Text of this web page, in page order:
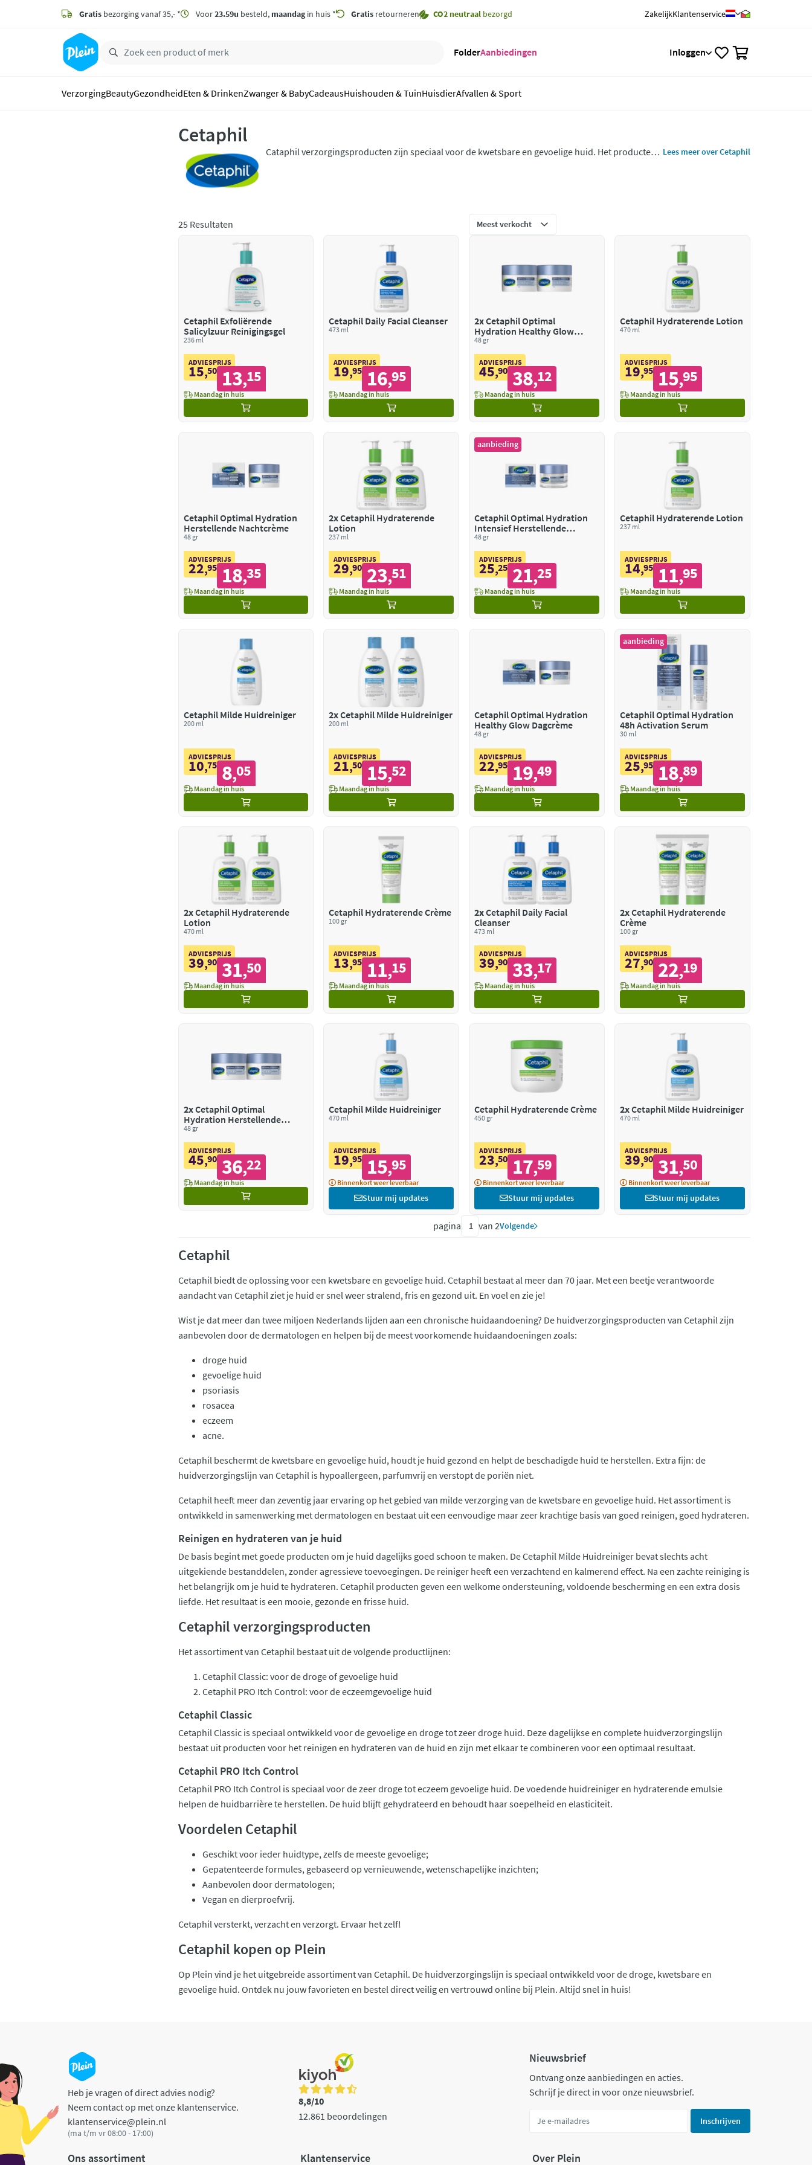
zoeken
hoofdinhoud
Gratis bezorging vanaf 35,- * Voor23.59u besteld, maandagin huis * Gratis retourneren CO2 neutraal bezorgd ZakelijkKlantenservice
FolderAanbiedingen Inloggen
VerzorgingBeautyGezondheidEten & DrinkenZwanger & BabyCadeausHuishouden & TuinHuisdierAfvallen & Sport
Cetaphil
Cataphil verzorgingsproducten zijn speciaal voor de kwetsbare en gevoelige huid. Het producten
Lees meer over Cetaphil
25 Resultaten
Cetaphil Exfoliërende
Salicylzuur Reinigingsgel
236 ml
ADVIESPRIJS
15,50 13,15
Maandag in huis
Cetaphil Daily Facial Cleanser
473 ml
ADVIESPRIJS
19,95 16,95
Maandag in huis
2xCetaphil Optimal
Hydration Healthy Glow
Dagcrème
48 gr
ADVIESPRIJS
45,90 38,12
Maandag in huis
Cetaphil Hydraterende Lotion
470 ml
ADVIESPRIJS
19,95 15,95
Maandag in huis
Cetaphil Optimal Hydration
Herstellende Nachtcrème
48 gr
ADVIESPRIJS
22,95 18,35
Maandag in huis
2xCetaphil Hydraterende
Lotion
237 ml
ADVIESPRIJS
29,90 23,51
Maandag in huis
aanbieding
Cetaphil Optimal Hydration
Intensief Herstellende
Hydrogel
48 gr
ADVIESPRIJS
25,25 21,25
Maandag in huis
Cetaphil Hydraterende Lotion
237 ml
ADVIESPRIJS
14,95 11,95
Maandag in huis
Cetaphil Milde Huidreiniger
200 ml
ADVIESPRIJS
10,75 8,05
Maandag in huis
2xCetaphil Milde Huidreiniger
200 ml
ADVIESPRIJS
21,50 15,52
Maandag in huis
Cetaphil Optimal Hydration
Healthy Glow Dagcrème
48 gr
ADVIESPRIJS
22,95 19,49
Maandag in huis
aanbieding
Cetaphil Optimal Hydration
48h Activation Serum
30 ml
ADVIESPRIJS
25,95 18,89
Maandag in huis
2xCetaphil Hydraterende
Lotion
470 ml
ADVIESPRIJS
39,90 31,50
Maandag in huis
Cetaphil Hydraterende Crème
100 gr
ADVIESPRIJS
13,95 11,15
Maandag in huis
2xCetaphil Daily Facial
Cleanser
473 ml
ADVIESPRIJS
39,90 33,17
Maandag in huis
2xCetaphil Hydraterende
Crème
100 gr
ADVIESPRIJS
27,90 22,19
Maandag in huis
2xCetaphil Optimal
Hydration Herstellende
Nachtcrème
48 gr
ADVIESPRIJS
45,90 36,22
Maandag in huis
Cetaphil Milde Huidreiniger
470 ml
ADVIESPRIJS
19,95 15,95
Binnenkort weer leverbaar
Stuur mij updates
Cetaphil Hydraterende Crème
450 gr
ADVIESPRIJS
23,50 17,59
Binnenkort weer leverbaar
Stuur mij updates
2xCetaphil Milde Huidreiniger
470 ml
ADVIESPRIJS
39,90 31,50
Binnenkort weer leverbaar
Stuur mij updates
pagina van 2Volgende
Cetaphil
Cetaphil biedt de oplossing voor een kwetsbare en gevoelige huid. Cetaphil bestaat al meer dan 70 jaar. Met een beetje verantwoorde
aandacht van Cetaphil ziet je huid er snel weer stralend, fris en gezond uit. En voel en zie je!
Wist je dat meer dan twee miljoen Nederlands lijden aan een chronische huidaandoening? De huidverzorgingsproducten van Cetaphil zijn
aanbevolen door de dermatologen en helpen bij de meest voorkomende huidaandoeningen zoals:
droge huid
gevoelige huid
psoriasis
rosacea
eczeem
acne.
Cetaphil beschermt de kwetsbare en gevoelige huid, houdt je huid gezond en helpt de beschadigde huid te herstellen. Extra fijn: de
huidverzorgingslijn van Cetaphil is hypoallergeen, parfumvrij en verstopt de poriën niet.
Cetaphil heeft meer dan zeventig jaar ervaring op het gebied van milde verzorging van de kwetsbare en gevoelige huid. Het assortiment is
ontwikkeld in samenwerking met dermatologen en bestaat uit een eenvoudige maar zeer krachtige basis van goed reinigen, goed hydrateren.
Reinigen en hydrateren van je huid
De basis begint met goede producten om je huid dagelijks goed schoon te maken. De Cetaphil Milde Huidreiniger bevat slechts acht
uitgekiende bestanddelen, zonder agressieve toevoegingen. De reiniger heeft een verzachtend en kalmerend effect. Na een zachte reiniging is
het belangrijk om je huid te hydrateren. Cetaphil producten geven een welkome ondersteuning, voldoende bescherming en een extra dosis
liefde. Het resultaat is een mooie, gezonde en frisse huid.
Cetaphil verzorgingsproducten
Het assortiment van Cetaphil bestaat uit de volgende productlijnen:
Cetaphil Classic: voor de droge of gevoelige huid
Cetaphil PRO Itch Control: voor de eczeemgevoelige huid
Cetaphil Classic
Cetaphil Classic is speciaal ontwikkeld voor de gevoelige en droge tot zeer droge huid. Deze dagelijkse en complete huidverzorgingslijn
bestaat uit producten voor het reinigen en hydrateren van de huid en zijn met elkaar te combineren voor een optimaal resultaat.
Cetaphil PRO Itch Control
Cetaphil PRO Itch Control is speciaal voor de zeer droge tot eczeem gevoelige huid. De voedende huidreiniger en hydraterende emulsie
helpen de huidbarrière te herstellen. De huid blijft gehydrateerd en behoudt haar soepelheid en elasticiteit.
Voordelen Cetaphil
Geschikt voor ieder huidtype, zelfs de meeste gevoelige;
Gepatenteerde formules, gebaseerd op vernieuwende, wetenschapelijke inzichten;
Aanbevolen door dermatologen;
Vegan en dierproefvrij.
Cetaphil versterkt, verzacht en verzorgt. Ervaar het zelf!
Cetaphil kopen op Plein
Op Plein vind je het uitgebreide assortiment van Cetaphil. De huidverzorgingslijn is speciaal ontwikkeld voor de droge, kwetsbare en
gevoelige huid. Ontdek nu jouw favorieten en bestel direct veilig en vertrouwd online bij Plein. Altijd snel in huis!
Heb je vragen of direct advies nodig?
Neem contact op met onze klantenservice.
klantenservice@plein.nl
(ma t/m vr 08:00 - 17:00)
8,8/10
12.861 beoordelingen
Nieuwsbrief
Ontvang onze aanbiedingen en acties.
Schrijf je direct in voor onze nieuwsbrief.
Inschrijven
Ons assortiment Klantenservice Over Plein